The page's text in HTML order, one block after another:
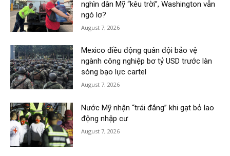
nghìn dân Mỹ “kêu trời”, Washington vẫn
ngó lơ?
August 7, 2026
Mexico điều động quân đội bảo vệ
ngành công nghiệp bơ tỷ USD trước làn
sóng bạo lực cartel
August 7, 2026
Nước Mỹ nhận “trái đắng” khi gạt bỏ lao
động nhập cư
August 7, 2026